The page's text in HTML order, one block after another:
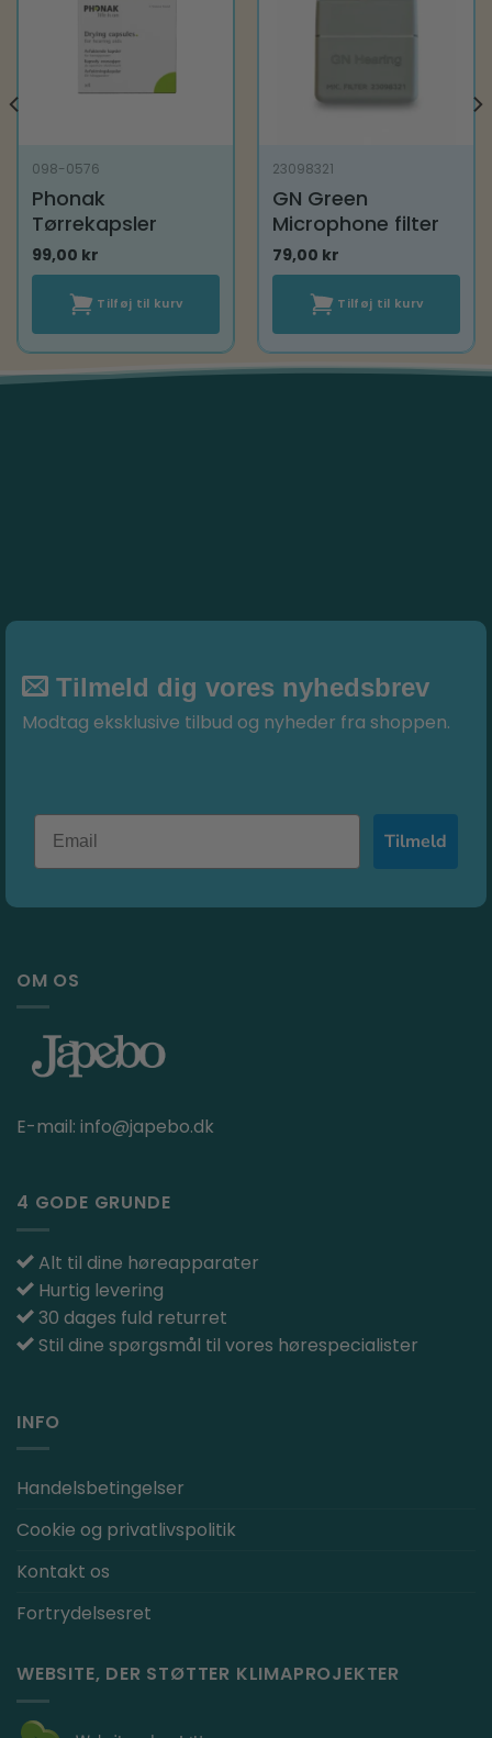
098-0576
Phonak
Tørrekapsler
99,00 kr
Tilføj til kurv
23098321
GN Green
Microphone filter
79,00 kr
Tilføj til kurv
Tilmeld dig vores nyhedsbrev
Modtag eksklusive tilbud og nyheder fra shoppen.
Tilmeld
OM OS
E-mail: info@japebo.dk
4 GODE GRUNDE
Alt til dine høreapparater
Hurtig levering
30 dages fuld returret
Stil dine spørgsmål til vores hørespecialister
INFO
Handelsbetingelser
Cookie og privatlivspolitik
Kontakt os
Fortrydelsesret
WEBSITE, DER STØTTER KLIMAPROJEKTER